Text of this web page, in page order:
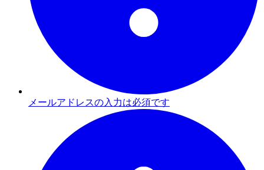
メールアドレスの入力は必須です